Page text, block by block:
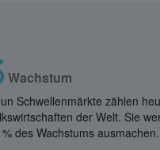
Wachstum
Schwellenmärkte zählen
der Welt. Sie
des Wachstums ausmachen.